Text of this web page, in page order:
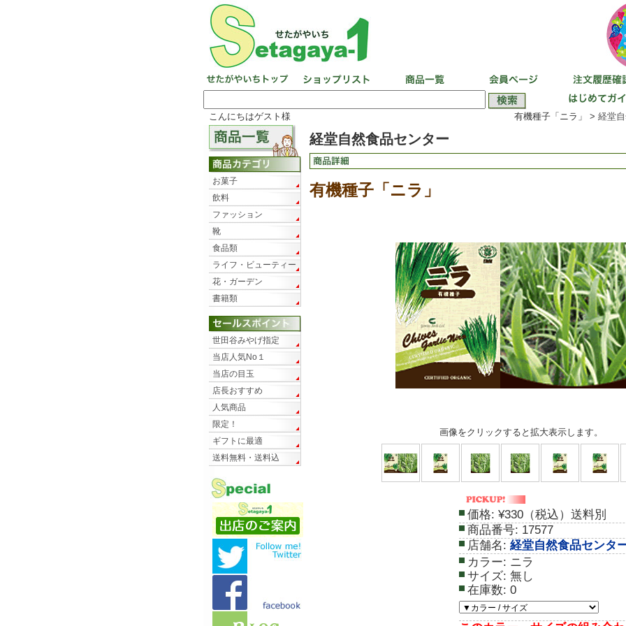
こんにちはゲスト様 有機種子「ニラ」 > 経堂
経堂自然食品センター
有機種子「ニラ」
画像をクリックすると拡大表示します。
価格: ¥330（税込）送料別
商品番号: 17577
店舗名: 経堂自然食品センタ
カラー: ニラ
サイズ: 無し
在庫数: 0
お菓子
飲料
ファッション
靴
食品類
ライフ・ビューティー
花・ガーデン
書籍類
世田谷みやげ指定
当店人気No１
当店の目玉
店長おすすめ
人気商品
限定！
ギフトに最適
送料無料・送料込